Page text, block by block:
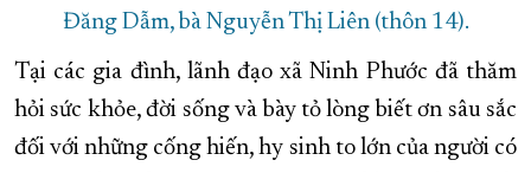
Đăng Dẫm, bà Nguyễn Thị Liên (thôn 14).
Tại các gia đình, lãnh đạo xã Ninh Phước đã thăm
hỏi sức khỏe, đời sống và bày tỏ lòng biết ơn sâu sắc
đối với những cống hiến, hy sinh to lớn của người có